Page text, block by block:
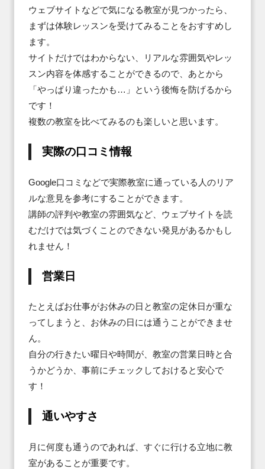
ウェブサイトなどで気になる教室が見つかったら、
まずは体験レッスンを受けてみることをおすすめし
ます。
サイトだけではわからない、リアルな雰囲気やレッ
スン内容を体感することができるので、あとから
「やっぱり違ったかも…」という後悔を防げるから
です！
複数の教室を比べてみるのも楽しいと思います。
実際の口コミ情報
Google口コミなどで実際教室に通っている人のリア
ルな意見を参考にすることができます。
講師の評判や教室の雰囲気など、ウェブサイトを読
むだけでは気づくことのできない発見があるかもし
れません！
営業日
たとえばお仕事がお休みの日と教室の定休日が重な
ってしまうと、お休みの日には通うことができませ
ん。
自分の行きたい曜日や時間が、教室の営業日時と合
うかどうか、事前にチェックしておけると安心で
す！
通いやすさ
月に何度も通うのであれば、すぐに行ける立地に教
室があることが重要です。